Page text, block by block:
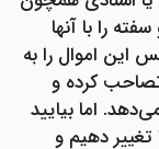
را با آنها
اموال را به
کرده و
اما بیایید
تغییر دهیم و